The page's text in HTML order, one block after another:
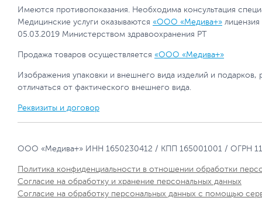
Имеются противопоказания. Необходима консультация
Медицинские услуги оказываются «ООО «Медива+»
05.03.2019 Министерством здравоохранения РТ
Продажа товаров осуществляется «ООО «Медива+»
Изображения упаковки и внешнего вида изделий и
отличаться от фактического внешнего вида.
Реквизиты и договор
ООО «Медива+» ИНН 1650230412 / КПП 165001001 / ОГРН
Политика конфиденциальности в отношении обработки
Согласие на обработку и хранение персональных данных
Согласие на обработку персональных данных с помощью